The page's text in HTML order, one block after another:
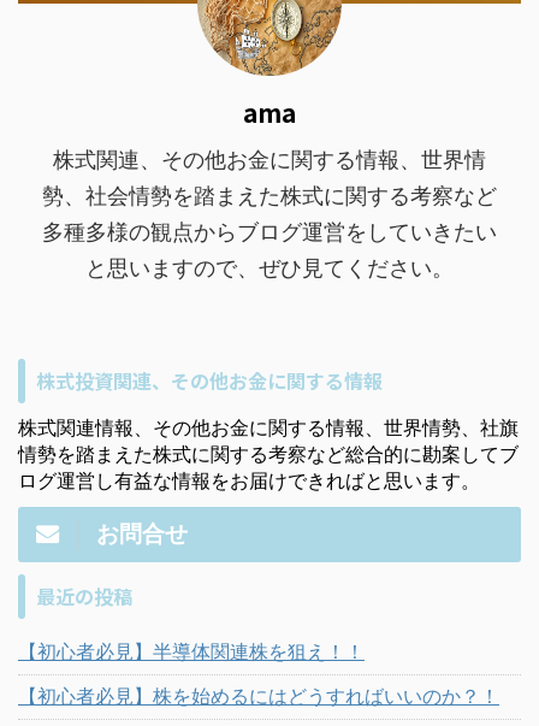
ama
株式関連、その他お金に関する情報、世界情
勢、社会情勢を踏まえた株式に関する考察など
多種多様の観点からブログ運営をしていきたい
と思いますので、ぜひ見てください。
株式投資関連、その他お金に関する情報
株式関連情報、その他お金に関する情報、世界情勢、社旗
情勢を踏まえた株式に関する考察など総合的に勘案してブ
ログ運営し有益な情報をお届けできればと思います。
お問合せ
最近の投稿
【初心者必見】半導体関連株を狙え！！
【初心者必見】株を始めるにはどうすればいいのか？！